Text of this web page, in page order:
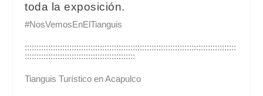
toda la exposición.
#NosVemosEnElTianguis
::::::::::::::::::::::::::::::::::::::::::::::::::::::::::::::::::::::::::::::::::::::::::
:::::::::::::::::::::::::::::::::::::::::::::::
Tianguis Turístico en Acapulco